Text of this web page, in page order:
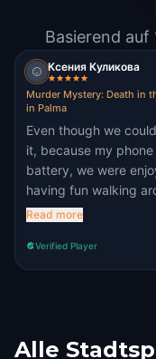
Basierend
Ксения Куликова
Murder Mystery: Death in
in Palma
Even though we
it, because my
battery, we were
having fun walking
most interesting part
enviroment and real
Read more
Verified Player
Alle